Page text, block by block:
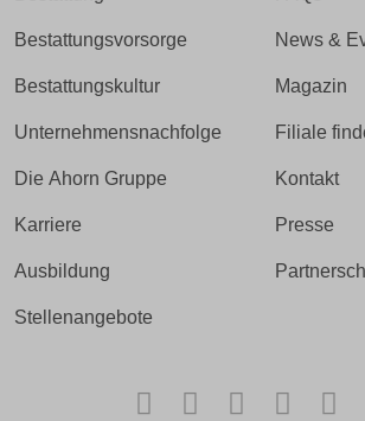
Bestattungsvorsorge
Bestattungskultur
Unternehmensnachfolge
Die Ahorn Gruppe
Karriere
Ausbildung
Stellenangebote
News &
Magazin
Filiale
Kontakt
Presse